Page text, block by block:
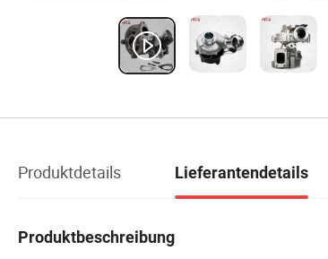
Produktdetails Lieferantendetails
Produktbeschreibung